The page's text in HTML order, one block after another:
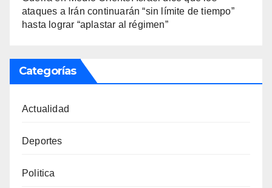
ataques a Irán continuarán “sin límite de tiempo”
hasta lograr “aplastar al régimen”
Categorías
Actualidad
Deportes
Politica